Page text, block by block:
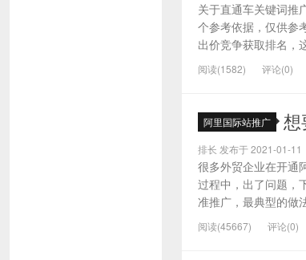
关于直通车关键词推
个参考依据，仅供参
出价竞争获取排名，
阅读(1582) 评论(0)
阿里国际站推广 想
排长 发布于 2021-01-11
很多外贸企业在开通
过程中，出了问题，
准推广，最典型的做
阅读(45667) 评论(0)